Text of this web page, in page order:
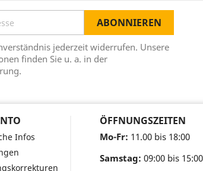
jederzeit widerrufen. Unsere
finden Sie u. a. in der
Infos
ÖFFNUNGSZEITEN
Mo-Fr: 11.00 bis 18:00
Samstag: 09:00 bis 15:00